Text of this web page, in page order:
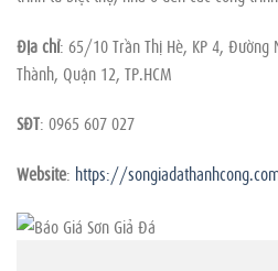
Địa chỉ: 65/10 Trần Thị Hè, KP 4, Đường
Thành, Quận 12, TP.HCM
SĐT: 0965 607 027
Website: https://
Báo Giá